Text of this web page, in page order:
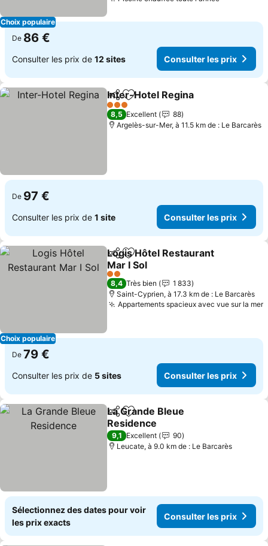
Choix populaire
De 86 €
Consulter les prix de 12 sites Consulter les prix
PartagerAjouter à mes favoris
Inter-Hotel Regina
3 Étoiles
8,5 Excellent
88
Argelès-sur-Mer, à 11.5 km de : Le Barcarès
De 97 €
Consulter les prix de 1 site Consulter les prix
Choix populaire
PartagerAjouter à mes favoris
Logis Hôtel Restaurant
Mar I Sol
Consulter les prix
2 Étoiles
8,4 Très bien
1 833
Saint-Cyprien, à 17.3 km de : Le Barcarès
Appartements spacieux avec vue sur la mer
De 79 €
Consulter les prix de 5 sites Consulter les prix
PartagerAjouter à mes favoris
La Grande Bleue
Residence
Consulter les prix
9,1 Excellent
90
Leucate, à 9.0 km de : Le Barcarès
Sélectionnez des dates pour voir
les prix exacts
Consulter les prix